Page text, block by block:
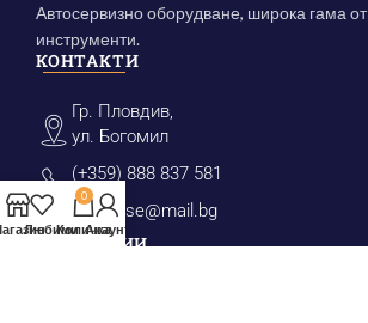
Автосервизно оборудване, широка гама от
инструменти.
КОНТАКТИ
Гр. Пловдив,
ул. Богомил
(+359) 888 837 581
prosense@mail.bg
КАТЕГОРИИ
Любими
0
Количка
Акаунт